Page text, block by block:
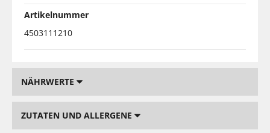
Artikelnummer
4503111210
NÄHRWERTE
ZUTATEN UND ALLERGENE